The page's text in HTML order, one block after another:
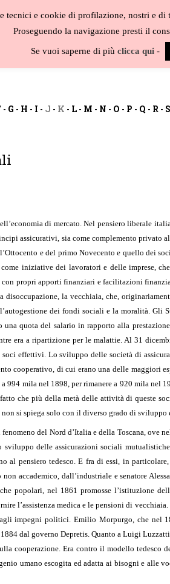
- G - H - I - J - K - L - M - N - O - P - Q - R - S
di mercato. Nel pensiero liberale
assicurativi, sia come complemento
e del primo Novecento e quello dei
iniziative dei lavoratori e delle imprese,
con propri apporti finanziari e facilitazioni
la vecchiaia, che,
dei fondi sociali e la moralità. Gli
una quota del salario in rapporto alla
era a ripartizione per le malattie. Al 31
effettivi. Lo sviluppo delle società di
cooperativo, di cui erano una delle maggiori
994 mila nel 1898, per rimanere a 920 mila
che più della metà delle attività di queste
si spiega solo con il diverso grado di sviluppo
del Nord d’Italia e della Toscana, ove
delle assicurazioni sociali
al pensiero tedesco. E fra di essi, in
accademico, dall’industriale e senatore
popolari, nel 1861 promosse l’istituzione
l’assistenza medica e le pensioni di vecchiaia.
impegni politici. Emilio Morpurgo, che nel
dal governo Depretis. Quanto a Luigi
cooperazione. Era contro il modello tedesco
umano escogita ed adatta ai bisogni e alle
tecnici e cookie di profilazione, nostri e
Proseguendo la navigazione presti il
Se vuoi saperne di più clicca qui -